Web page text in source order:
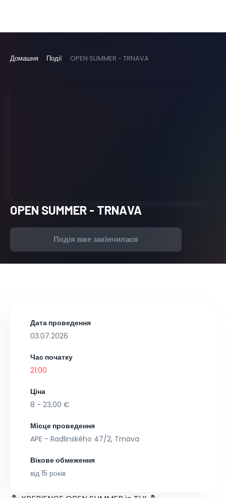
Домашня Події OPEN SUMMER - TRNAVA
OPEN SUMMER - TRNAVA
Подія вже закінчилася
Дата проведення
03.07.2026
Час початку
21:00
Ціна
8 - 23,00 €
Місце проведення
APE - Radlinského 47/2, Trnava
Вікове обмеження
від 15 років